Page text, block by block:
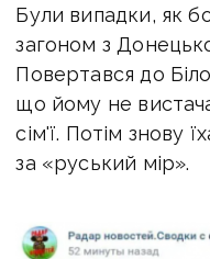
Були випадки, як
загоном з
Повертався до
що йому не
сім'ї. Потім знову
за «руський мір».